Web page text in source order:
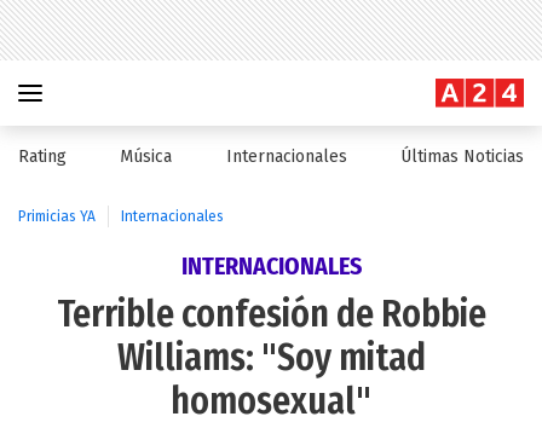
Rating Música Internacionales Últimas Noticias
Primicias YA Internacionales
INTERNACIONALES
Terrible confesión de Robbie
Williams: "Soy mitad
homosexual"